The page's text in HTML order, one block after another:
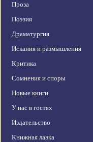
Проза
Поэзия
Драматургия
Искания и размышления
Критика
Сомнения и споры
Новые книги
У нас в гостях
Издательство
Книжная лавка